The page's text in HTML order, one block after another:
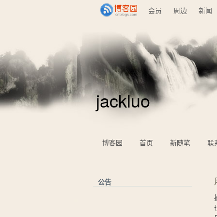
会员 周边 新闻
jackluo
博客园 首页 新随笔 联
公告